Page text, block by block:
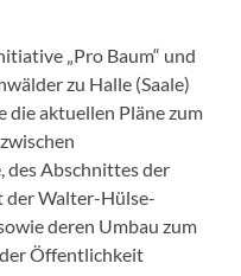
„Pro Baum“ und
zu Halle (Saale)
die aktuellen Pläne zum
des Abschnittes der
der Walter-Hülse-
deren Umbau zum
Öffentlichkeit